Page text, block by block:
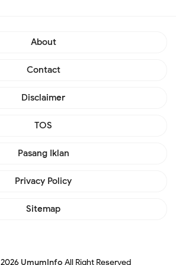
About
Contact
Disclaimer
TOS
Pasang Iklan
Privacy Policy
Sitemap
2026 UmumInfo All Right Reserved